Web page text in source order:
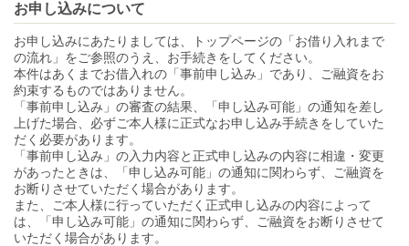
お申し込みについて
お申し込みにあたりましては、トップページの「お借り入れまで
の流れ」をご参照のうえ、お手続きをしてください。
本件はあくまでお借入れの「事前申し込み」であり、ご融資をお
約束するものではありません。
「事前申し込み」の審査の結果、「申し込み可能」の通知を差し
上げた場合、必ずご本人様に正式なお申し込み手続きをしていた
だく必要があります。
「事前申し込み」の入力内容と正式申し込みの内容に相違・変更
があったときは、「申し込み可能」の通知に関わらず、ご融資を
お断りさせていただく場合があります。
また、ご本人様に行っていただく正式申し込みの内容によって
は、「申し込み可能」の通知に関わらず、ご融資をお断りさせて
いただく場合があります。